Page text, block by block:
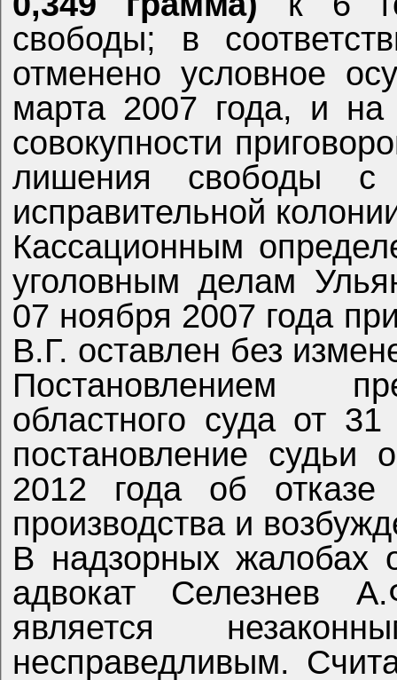
свободы; в
отменено условное
марта 2007 года, и
совокупности
лишения свободы с
исправительной
Кассационным
уголовным делам
07 ноября 2007 года
В.Г. оставлен без
Постановлением
областного суда от
постановление судьи
2012 года об отказе
производства и
В надзорных жалобах
адвокат Селезнев
является
несправедливым.